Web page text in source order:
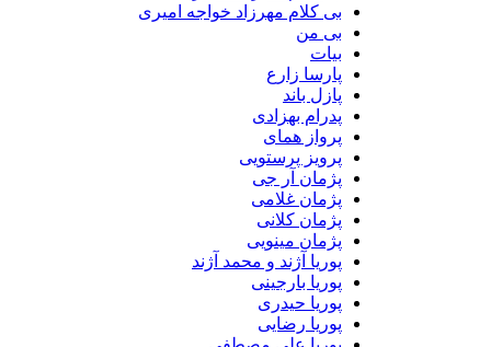
بی کلام مهرزاد خواجه امیری
بی من
بیات
پارسا زارع
پازل باند
پدرام بهزادی
پرواز همای
پرویز پرستویی
پژمان آر جی
پژمان غلامی
پژمان کلانی
پژمان مینویی
پوریا آژند و محمد آژند
پوریا بارجینی
پوریا حیدری
پوریا رضایی